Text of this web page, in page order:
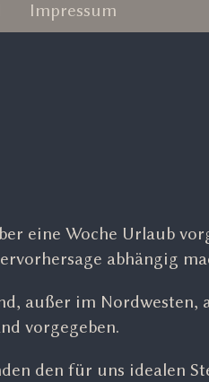
Impressum
eine Woche Urlaub
abhängig
außer im Nordwesten,
vorgegeben.
den für uns idealen